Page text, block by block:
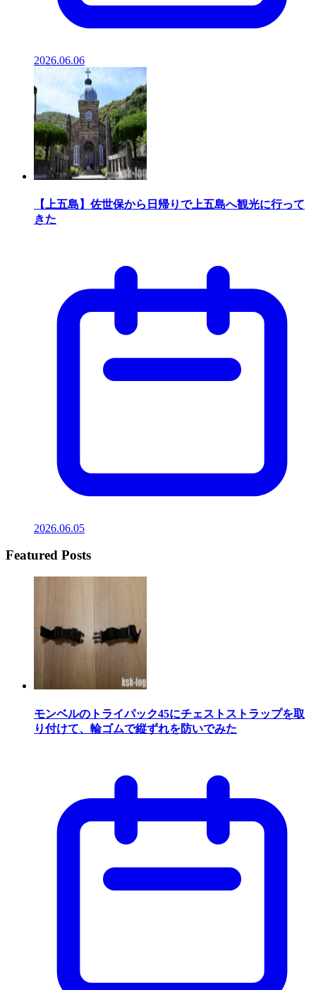
2026.06.06
【上五島】佐世保から日帰りで上五島へ観光に行って
きた
2026.06.05
Featured Posts
モンベルのトライパック45にチェストストラップを取
り付けて、輪ゴムで縦ずれを防いでみた